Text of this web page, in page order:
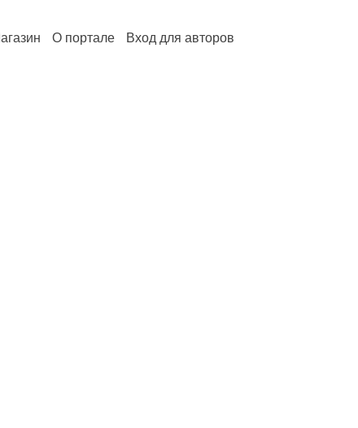
О портале Вход для авторов